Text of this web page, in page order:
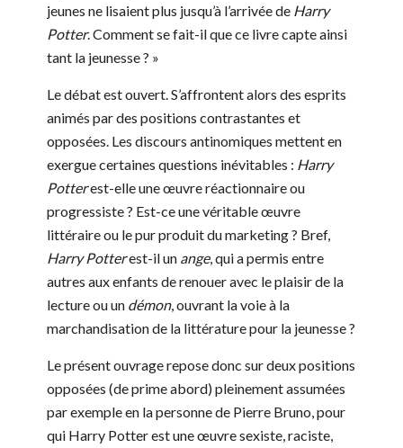
jeunes ne lisaient plus jusqu’à l’arrivée de Harry
Potter. Comment se fait-il que ce livre capte ainsi
tant la jeunesse ? »
Le débat est ouvert. S’affrontent alors des esprits
animés par des positions contrastantes et
opposées. Les discours antinomiques mettent en
exergue certaines questions inévitables : Harry
Potterest-elle une œuvre réactionnaire ou
progressiste ? Est-ce une véritable œuvre
littéraire ou le pur produit du marketing ? Bref,
Harry Potterest-il un ange, qui a permis entre
autres aux enfants de renouer avec le plaisir de la
lecture ou un démon, ouvrant la voie à la
marchandisation de la littérature pour la jeunesse ?
Le présent ouvrage repose donc sur deux positions
opposées (de prime abord) pleinement assumées
par exemple en la personne de Pierre Bruno, pour
qui Harry Potter est une œuvre sexiste, raciste,